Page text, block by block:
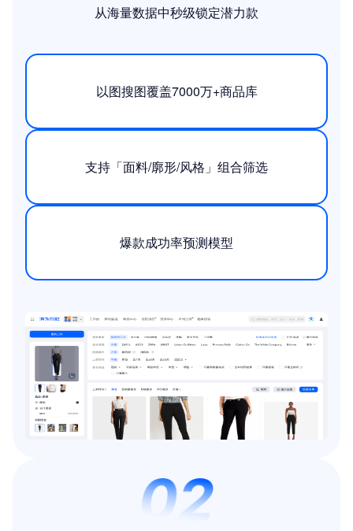
从海量数据中秒级锁定潜力款
以图搜图覆盖7000万+商品库
支持「面料/廓形/风格」组合筛选
爆款成功率预测模型